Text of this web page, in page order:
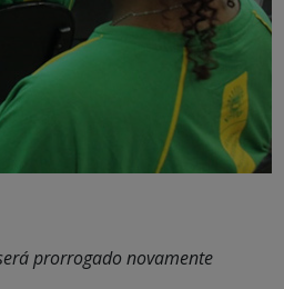
prorrogado novamente